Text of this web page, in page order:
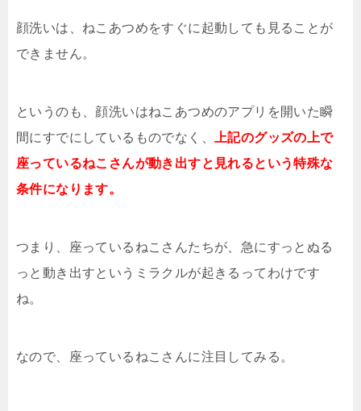
顔洗いは、ねこあつめをすぐに起動しても見ることが
できません。
というのも、顔洗いはねこあつめのアプリを開いた瞬
間にすでにしているものでなく、
上記のグッズの上で
座っているねこさんが動き出すと見れるという特殊な
条件になります。
つまり、座っているねこさんたちが、急にすっとぬる
っと動き出すというミラクルが起きるってわけです
ね。
なので、座っているねこさんに注目してみる。